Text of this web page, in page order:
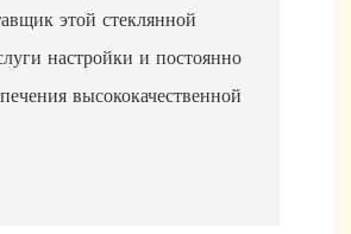
этой стеклянной
настройки и постоянно
высококачественной